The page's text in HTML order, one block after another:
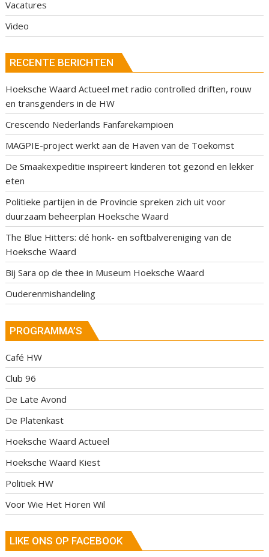
Vacatures
Video
RECENTE BERICHTEN
Hoeksche Waard Actueel met radio controlled driften, rouw
en transgenders in de HW
Crescendo Nederlands Fanfarekampioen
MAGPIE-project werkt aan de Haven van de Toekomst
De Smaakexpeditie inspireert kinderen tot gezond en lekker
eten
Politieke partijen in de Provincie spreken zich uit voor
duurzaam beheerplan Hoeksche Waard
The Blue Hitters: dé honk- en softbalvereniging van de
Hoeksche Waard
Bij Sara op de thee in Museum Hoeksche Waard
Ouderenmishandeling
PROGRAMMA’S
Café HW
Club 96
De Late Avond
De Platenkast
Hoeksche Waard Actueel
Hoeksche Waard Kiest
Politiek HW
Voor Wie Het Horen Wil
LIKE ONS OP FACEBOOK